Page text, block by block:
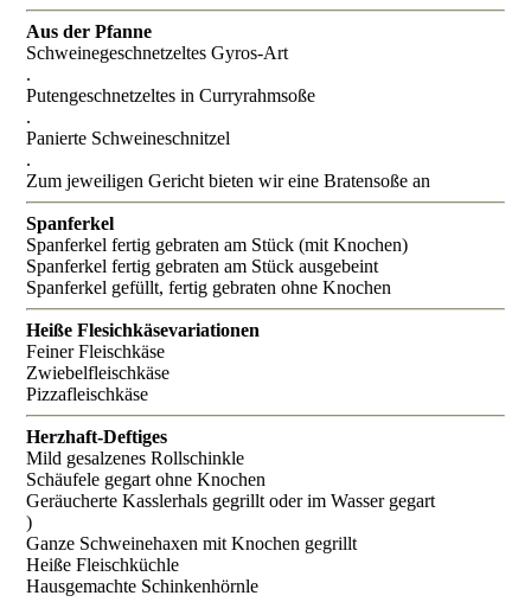
Aus der Pfanne
Schweinegeschnetzeltes Gyros-Art
.
Putengeschnetzeltes in Curryrahmsoße
.
Panierte Schweineschnitzel
.
Zum jeweiligen Gericht bieten wir eine Bratensoße an
Spanferkel
Spanferkel fertig gebraten am Stück (mit Knochen)
Spanferkel fertig gebraten am Stück ausgebeint
Spanferkel gefüllt, fertig gebraten ohne Knochen
Heiße Flesichkäsevariationen
Feiner Fleischkäse
Zwiebelfleischkäse
Pizzafleischkäse
Herzhaft-Deftiges
Mild gesalzenes Rollschinkle
Schäufele gegart ohne Knochen
Geräucherte Kasslerhals gegrillt oder im Wasser gegart
)
Ganze Schweinehaxen mit Knochen gegrillt
Heiße Fleischküchle
Hausgemachte Schinkenhörnle